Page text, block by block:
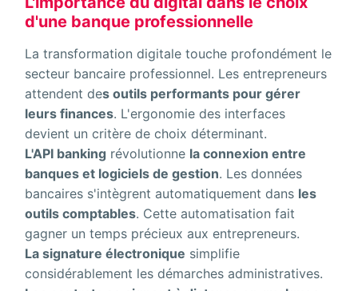
d'une banque professionnelle
La transformation digitale touche profondément le
secteur bancaire professionnel. Les entrepreneurs
attendent des outils performants pour gérer
leurs finances. L'ergonomie des interfaces
devient un critère de choix déterminant.
L'API banking révolutionne la connexion entre
banques et logiciels de gestion. Les données
bancaires s'intègrent automatiquement dans les
outils comptables. Cette automatisation fait
gagner un temps précieux aux entrepreneurs.
La signature électronique simplifie
considérablement les démarches administratives.